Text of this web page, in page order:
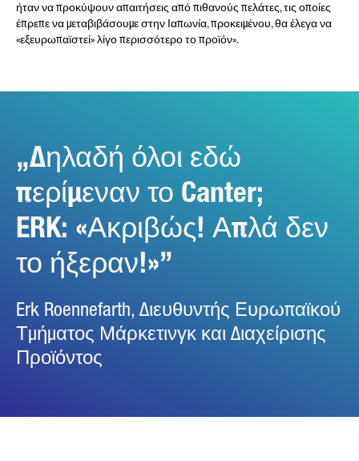
ήταν να προκύψουν απαιτήσεις από πιθανούς πελάτες, τις οποίες
έπρεπε να μεταβιβάσουμε στην Ιαπωνία, προκειμένου, θα έλεγα να
«εξευρωπαϊστεί» λίγο περισσότερο το προϊόν».
Δηλαδή όλοι εδώ
περίμεναν το Canter;
ERK: «Ακριβώς! Απλά δεν
το ήξεραν!»
Erk Roennefarth, Διευθυντής Ευρωπαϊκού
Τμήματος Μάρκετινγκ και Διαχείρισης
Προϊόντος